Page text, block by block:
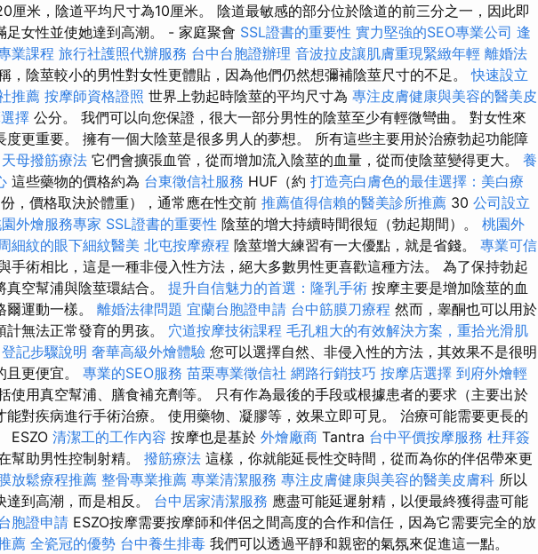
厘米，陰道平均尺寸為10厘米。 陰道最敏感的部分位於陰道的前三分之一，因此即
足女性並使她達到高潮。 - 家庭聚會 SSL證書的重要性 實力堅強的SEO專業公司 逢
業課程 旅行社護照代辦服務 台中台胞證辦理 音波拉皮讓肌膚重現緊緻年輕 離婚法
，陰莖較小的男性對女性更體貼，因為他們仍然想彌補陰莖尺寸的不足。快速設立
推薦 按摩師資格證照 世界上勃起時陰莖的平均尺寸為 專注皮膚健康與美容的醫美皮
擇 公分。 我們可以向您保證，很大一部分男性的陰莖至少有輕微彎曲。 對女性來
度更重要。 擁有一個大陰莖是很多男人的夢想。 所有這些主要用於治療勃起功能障
天母撥筋療法 它們會擴張血管，從而增加流入陰莖的血量，從而使陰莖變得更大。 養
這些藥物的價格約為 台東徵信社服務 HUF（約 打造亮白膚色的最佳選擇：美白療
份，價格取決於體重），通常應在性交前 推薦值得信賴的醫美診所推薦 30 公司設立
外燴服務專家 SSL證書的重要性 陰莖的增大持續時間很短（勃起期間）。 桃園外
細紋的眼下細紋醫美 北屯按摩療程 陰莖增大練習有一大優點，就是省錢。 專業可信
手術相比，這是一種非侵入性方法，絕大多數男性更喜歡這種方法。 為了保持勃起
空幫浦與陰莖環結合。 提升自信魅力的首選：隆乳手術 按摩主要是增加陰莖的血
運動一樣。 離婚法律問題 宜蘭台胞證申請 台中筋膜刀療程 然而，睾酮也可以用於
無法正常發育的男孩。 穴道按摩技術課程 毛孔粗大的有效解決方案，重拾光滑肌
記步驟說明 奢華高級外燴體驗 您可以選擇自然、非侵入性的方法，其效果不是很明
更便宜。 專業的SEO服務 苗栗專業徵信社 網路行銷技巧 按摩店選擇 到府外燴輕
使用真空幫浦、膳食補充劑等。 只有作為最後的手段或根據患者的要求（主要出於
能對疾病進行手術治療。 使用藥物、凝膠等，效果立即可見。 治療可能需要更長的
ESZO 清潔工的工作內容 按摩也是基於 外燴廠商 Tantra 台中平價按摩服務 杜拜簽
幫助男性控制射精。 撥筋療法 這樣，你就能延長性交時間，從而為你的伴侶帶來更
放鬆療程推薦 整骨專業推薦 專業清潔服務 專注皮膚健康與美容的醫美皮膚科 所以
到高潮，而是相反。 台中居家清潔服務 應盡可能延遲射精，以便最終獲得盡可能
胞證申請 ESZO按摩需要按摩師和伴侶之間高度的合作和信任，因為它需要完全的放
薦 全瓷冠的優勢 台中養生排毒 我們可以透過平靜和親密的氣氛來促進這一點。